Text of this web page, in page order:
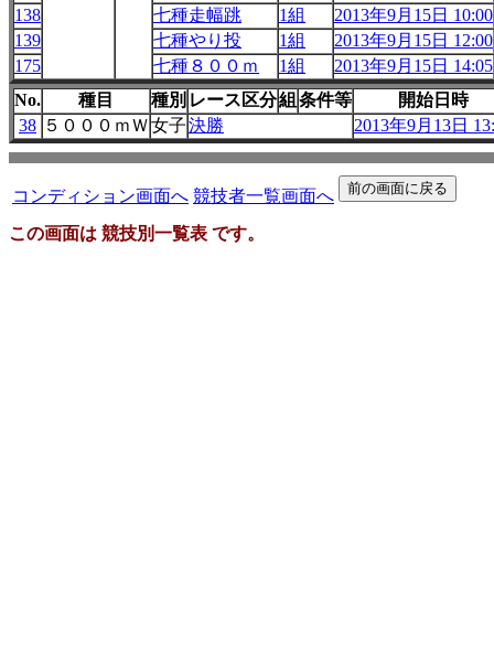
138
七種走幅跳 1組
2013年9月15日 10:00
139
七種やり投 1組
2013年9月15日 12:00
175
七種８００ｍ 1組
2013年9月15日 14:05
No.
種目 種別 レース区分組 条件等
開始日時
38 ５０００ｍＷ女子決勝 2013年9月13日
コンディション画面へ 競技者一覧画面へ
この画面は 競技別一覧表 です。